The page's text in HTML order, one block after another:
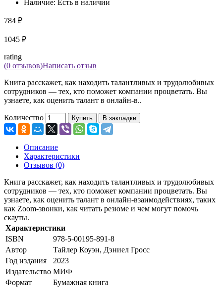
Наличие: Есть в наличии
784 ₽
1045 ₽
rating
(0 отзывов)Написать отзыв
Книга расскажет, как находить талантливых и трудолюбивых
сотрудников — тех, кто поможет компании процветать. Вы
узнаете, как оценить талант в онлайн-в..
Количество Купить В закладки
Описание
Характеристики
Отзывов (0)
Книга расскажет, как находить талантливых и трудолюбивых
сотрудников — тех, кто поможет компании процветать. Вы
узнаете, как оценить талант в онлайн-взаимодействиях, таких
как Zoom-звонки, как читать резюме и чем могут помочь
скауты.
Характеристики
ISBN
978-5-00195-891-8
Автор
Тайлер Коуэн, Дэниел Гросс
Год издания
2023
Издательство МИФ
Формат
Бумажная книга